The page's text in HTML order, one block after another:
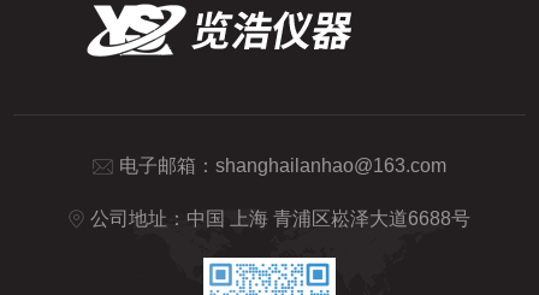
电子邮箱： shanghailanhao@163.com
公司地址：中国 上海 青浦区崧泽大道6688号